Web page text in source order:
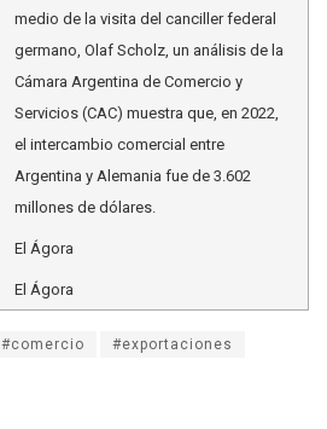
medio de la visita del canciller federal
germano, Olaf Scholz, un análisis de la
Cámara Argentina de Comercio y
Servicios (CAC) muestra que, en 2022,
el intercambio comercial entre
Argentina y Alemania fue de 3.602
millones de dólares.
El Ágora
El Ágora
#comercio #exportaciones